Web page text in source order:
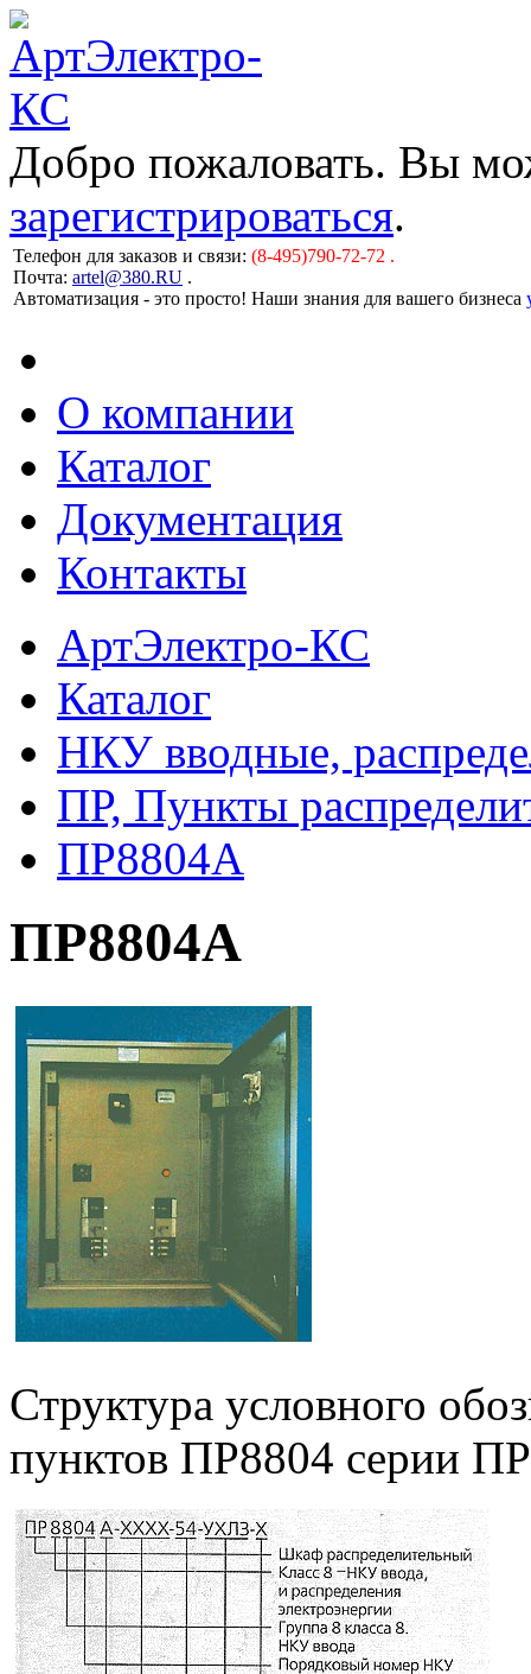
Добро пожаловать. Вы
зарегистрироваться.
Телефон для заказов и связи: (8-495)790-72-72 .
Почта: artel@380.RU .
Автоматизация - это просто! Наши знания для вашего бизнеса
О компании
Каталог
Документация
Контакты
АртЭлектро-КС
Каталог
НКУ вводные,
ПР, Пункты
ПР8804А
ПР8804А
Структура условного
пунктов ПР8804 серии